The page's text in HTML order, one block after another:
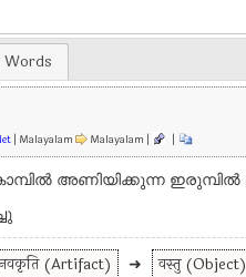
Words
| Malayalam Malayalam | |
അണിയിക്കുന്ന ഇരുമ്പിൽ
(Artifact) ➜ वस्तु (Object)